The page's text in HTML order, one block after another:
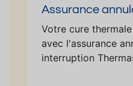
Assurance
Votre cure
avec l'assurance
interruption